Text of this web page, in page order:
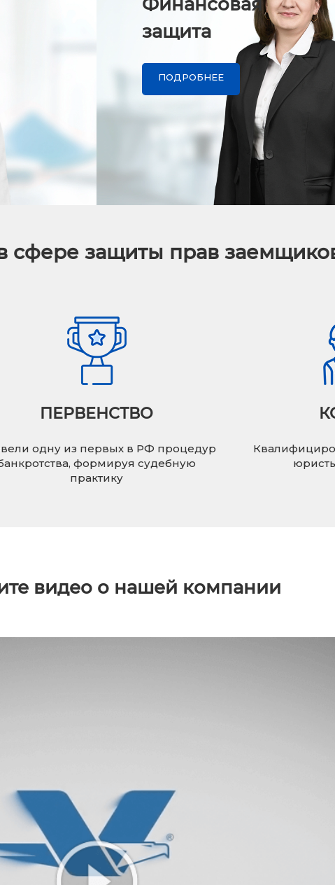
защита
ПОДРОБНЕЕ
сфере защиты прав
ПЕРВЕНСТВО
одну из первых в РФ процедур
формируя судебную
практику
видео о нашей компании